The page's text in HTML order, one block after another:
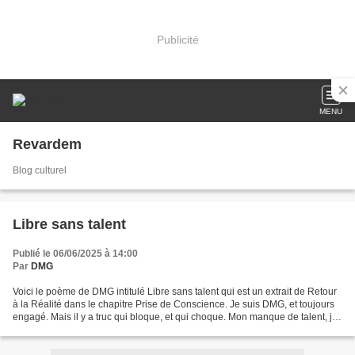
Publicité
MENU
Revardem
Blog culturel
Libre sans talent
Publié le 06/06/2025 à 14:00
Par DMG
Voici le poème de DMG intitulé Libre sans talent qui est un extrait de Retour
à la Réalité dans le chapitre Prise de Conscience. Je suis DMG, et toujours
engagé. Mais il y a truc qui bloque, et qui choque. Mon manque de talent, je